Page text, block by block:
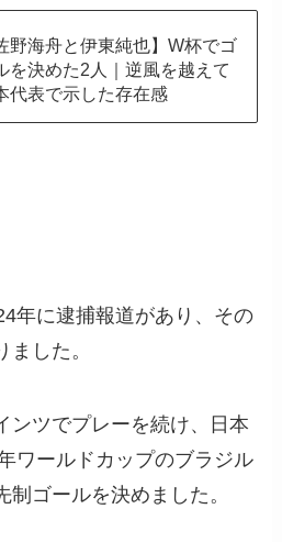
野海舟と伊東純也】W杯でゴ
を決めた2人｜逆風を越えて
代表で示した存在感
年に逮捕報道があり、その
した。
ンツでプレーを続け、日本
ワールドカップのブラジル
ゴールを決めました。